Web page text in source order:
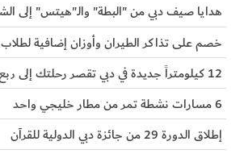
هدايا صيف دبي من "البطة" والـ"هيتس" إلى
خصم على تذاكر الطيران وأوزان إضافية
12 كيلومتراً جديدة في دبي تقصر رحلتك إلى ربع ساعة
6 مسارات نشطة تمر من مطار خليجي واحد
إطلاق الدورة 29 من جائزة دبي الدولية للقرآن